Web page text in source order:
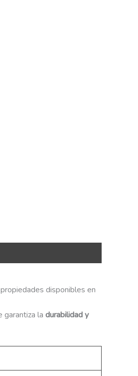
disponibles en
garantiza la durabilidad y